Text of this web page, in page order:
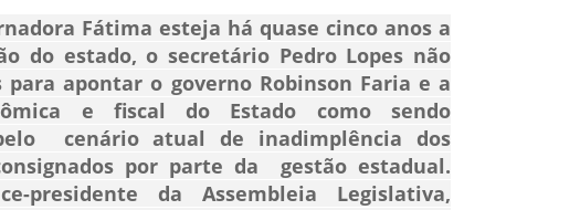
Fátima esteja há quase cinco anos a
do estado, o secretário Pedro Lopes não
para apontar o governo Robinson Faria e a
e fiscal do Estado como sendo
cenário atual de inadimplência dos
por parte da gestão estadual.
da Assembleia Legislativa,